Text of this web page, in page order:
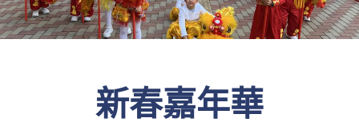
新春嘉年華